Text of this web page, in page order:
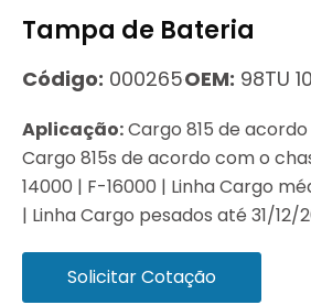
Tampa de Bateria
Código: 000265OEM: 98TU
Aplicação:Cargo 815 de
Cargo 815s de acordo com o
14000 | F-16000 | Linha Cargo
| Linha Cargo pesados até 31/12/
Solicitar Cotação